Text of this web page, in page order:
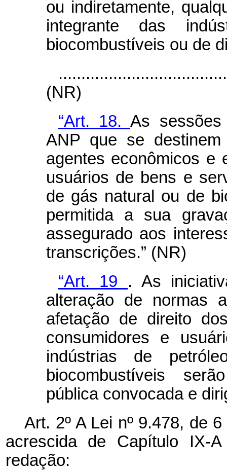
ou indiretamente,
integrante das
biocombustíveis ou de
(NR)
“Art. 18. As
ANP que se
agentes econômicos e
usuários de bens e
de gás natural ou de
permitida a sua
assegurado aos
transcrições.” (NR)
“Art. 19 . As
alteração de normas
afetação de direito
consumidores e
indústrias de
biocombustíveis
pública convocada e
Art. 2º A Lei nº 9.478, de
acrescida de Capítulo IX-
redação: